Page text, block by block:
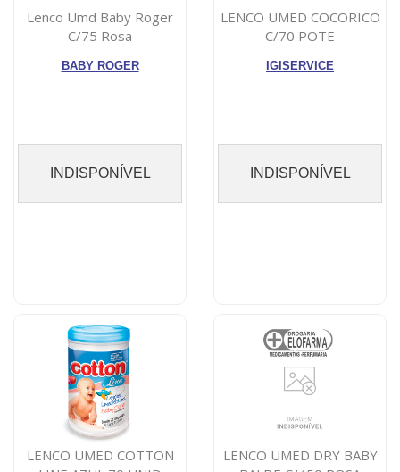
Lenco Umd Baby Roger
C/75 Rosa
BABY ROGER
INDISPONÍVEL
LENCO UMED COCORICO
C/70 POTE
IGISERVICE
INDISPONÍVEL
LENCO UMED COTTON
LENCO UMED DRY BABY